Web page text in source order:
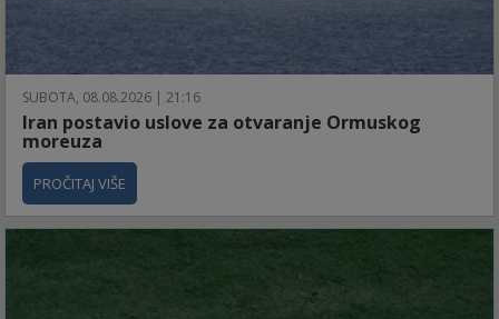
SUBOTA, 08.08.2026 | 21:16
Iran postavio uslove za otvaranje Ormuskog
moreuza
PROČITAJ VIŠE